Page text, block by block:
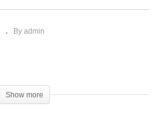
By admin
Show more